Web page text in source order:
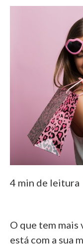
4 min de leitura
O que tem
está com a sua